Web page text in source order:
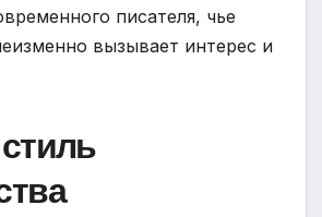
писателя, чье
вызывает интерес и